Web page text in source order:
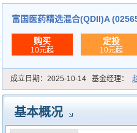
富国医药精选混合(QDII)A
购买
10元起
定投
10元起
成立日期： 2025-10-14 基金经理：
基本概况